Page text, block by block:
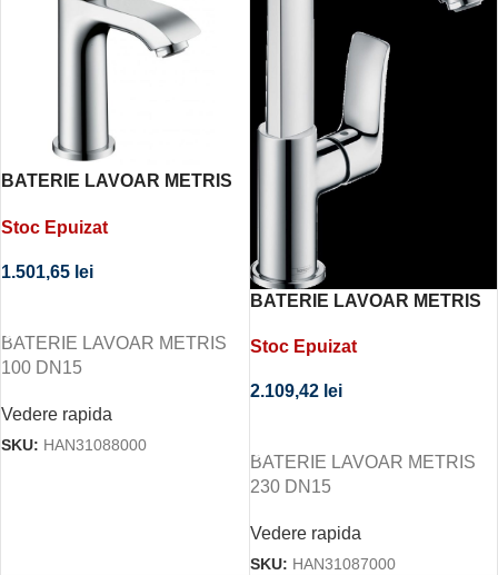
BATERIE LAVOAR METRIS
Stoc Epuizat
1.501,65 lei
BATERIE LAVOAR METRIS
100 DN15
Vedere rapida
SKU: HAN31088000
BATERIE LAVOAR METRIS
Stoc Epuizat
2.109,42 lei
BATERIE LAVOAR METRIS
230 DN15
Vedere rapida
SKU: HAN31087000